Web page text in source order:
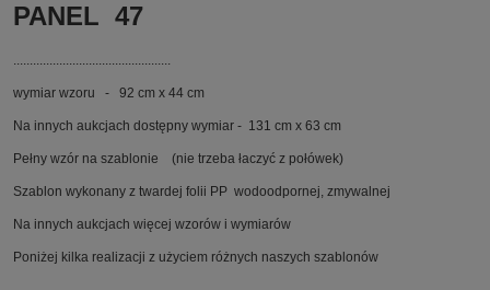
PANEL 47
wymiar wzoru - 92 cm x 44 cm
Na innych aukcjach dostępny wymiar - 131 cm x 63 cm
Pełny wzór na szablonie (nie trzeba łaczyć z połówek)
Szablon wykonany z twardej folii PP wodoodpornej, zmywalnej
Na innych aukcjach więcej wzorów i wymiarów
Poniżej kilka realizacji z użyciem różnych naszych szablonów